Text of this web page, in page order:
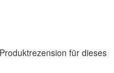
für dieses